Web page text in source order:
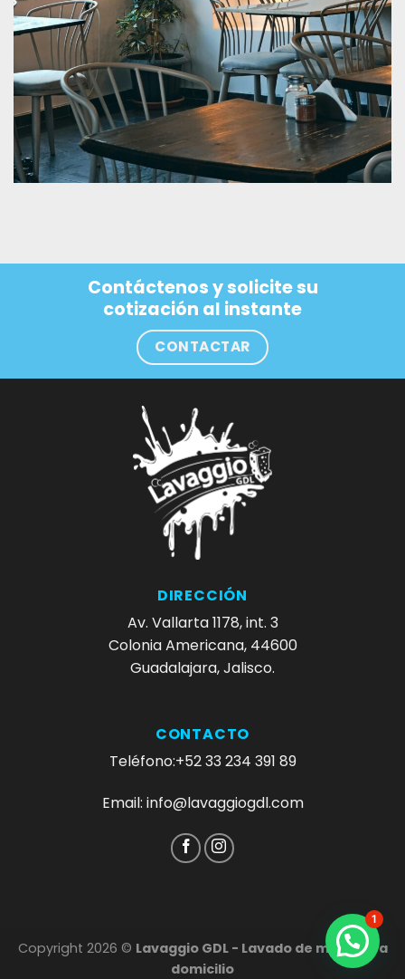
Contáctenos y solicite su
cotización al instante
CONTACTAR
DIRECCIÓN
Av. Vallarta 1178, int. 3
Colonia Americana, 44600
Guadalajara, Jalisco.
CONTACTO
Teléfono:+52 33 234 391 89
Email: info@lavaggiogdl.com
Copyright 2026 © Lavaggio GDL - Lavado de muebles a
domicilio
1